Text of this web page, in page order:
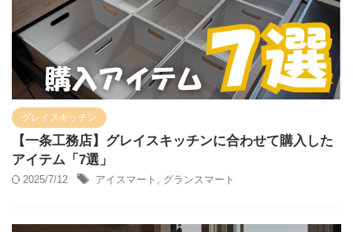
グレイスキッチン
【一条工務店】グレイスキッチンに合わせて購入した
アイテム「7選」
2025/7/12 アイスマート グランスマート